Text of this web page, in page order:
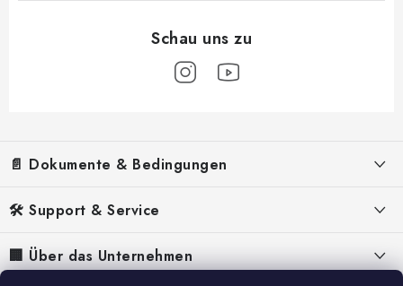
ß
e
l
📄 Dokumente & Bedingungen
Datenschutzerklärung
🛠️ Support & Service
FAQ – Häufig gestellte Fragen
🏢 Über das Unternehmen